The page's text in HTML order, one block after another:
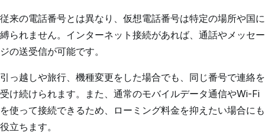
従来の電話番号とは異なり、仮想電話番号は特定の場所や国に
縛られません。インターネット接続があれば、通話やメッセー
ジの送受信が可能です。
引っ越しや旅行、機種変更をした場合でも、同じ番号で連絡を
受け続けられます。また、通常のモバイルデータ通信やWi-Fi
を使って接続できるため、ローミング料金を抑えたい場合にも
役立ちます。